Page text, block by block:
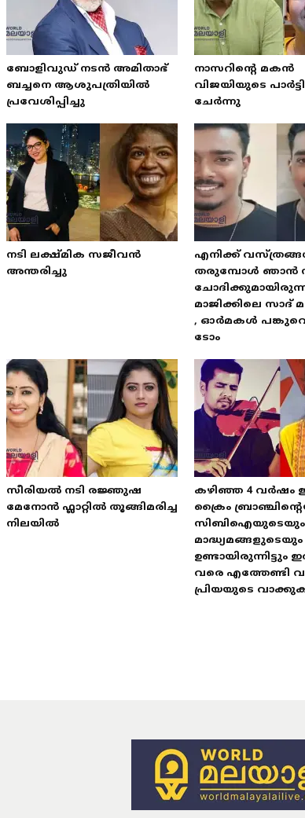
ബോളിവുഡ് നടന്‍ അമിതാഭ്
ബച്ചനെ ആശുപത്രിയില്‍
പ്രവേശിപ്പിച്ചു
നാസറിന്റെ മകന്‍
വിജയിയുടെ
ചേര്‍ന്നു
നടി ലക്ഷ്മിക സജീവന്‍
അന്തരിച്ചു
എനിക്ക്
തരുമ്പോള്‍ ഞാന്‍
മാജിക്കിലെ സാദ്
, ഓര്‍മകള്‍
ടോം
സീരിയല്‍ നടി രജ്ഞുഷ
മേനോന്‍ ഫ്ലാറ്റിൽ തൂങ്ങിമരിച്ച
നിലയില്‍
കഴിഞ്ഞ 4 വര്‍ഷം
ക്രൈം
സിബിഐയുടെയും
ഉണ്ടായിരുന്നിട്ടും
വരെ എത്തേണ്ടി
പ്രിയയുടെ